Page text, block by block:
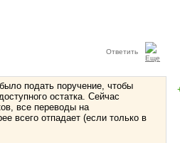
Ответить
подать поручение, чтобы
остатка. Сейчас
все переводы на
всего отпадает (если только в